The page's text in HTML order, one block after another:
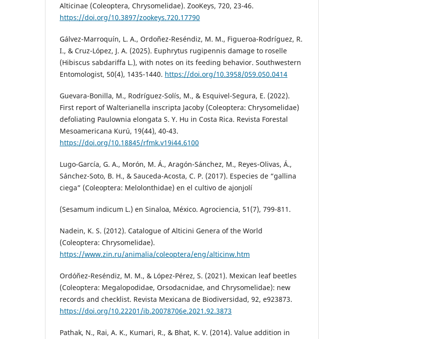
Alticinae (Coleoptera, Chrysomelidae). ZooKeys, 720, 23-46.
https://doi.org/10.3897/zookeys.720.17790
Gálvez-Marroquín, L. A., Ordoñez-Reséndiz, M. M., Figueroa-Rodríguez, R.
I., & Cruz-López, J. A. (2025). Euphrytus rugipennis damage to roselle
(Hibiscus sabdariffa L.), with notes on its feeding behavior. Southwestern
Entomologist, 50(4), 1435-1440. https://doi.org/10.3958/059.050.0414
Guevara-Bonilla, M., Rodríguez-Solís, M., & Esquivel-Segura, E. (2022).
First report of Walterianella inscripta Jacoby (Coleoptera: Chrysomelidae)
defoliating Paulownia elongata S. Y. Hu in Costa Rica. Revista Forestal
Mesoamericana Kurú, 19(44), 40-43.
https://doi.org/10.18845/rfmk.v19i44.6100
Lugo-García, G. A., Morón, M. Á., Aragón-Sánchez, M., Reyes-Olivas, Á.,
Sánchez-Soto, B. H., & Sauceda-Acosta, C. P. (2017). Especies de “gallina
ciega” (Coleoptera: Melolonthidae) en el cultivo de ajonjolí
(Sesamum indicum L.) en Sinaloa, México. Agrociencia, 51(7), 799-811.
Nadein, K. S. (2012). Catalogue of Alticini Genera of the World
(Coleoptera: Chrysomelidae).
https://www.zin.ru/animalia/coleoptera/eng/alticinw.htm
Ordóñez-Reséndiz, M. M., & López-Pérez, S. (2021). Mexican leaf beetles
(Coleoptera: Megalopodidae, Orsodacnidae, and Chrysomelidae): new
records and checklist. Revista Mexicana de Biodiversidad, 92, e923873.
https://doi.org/10.22201/ib.20078706e.2021.92.3873
Pathak, N., Rai, A. K., Kumari, R., & Bhat, K. V. (2014). Value addition in